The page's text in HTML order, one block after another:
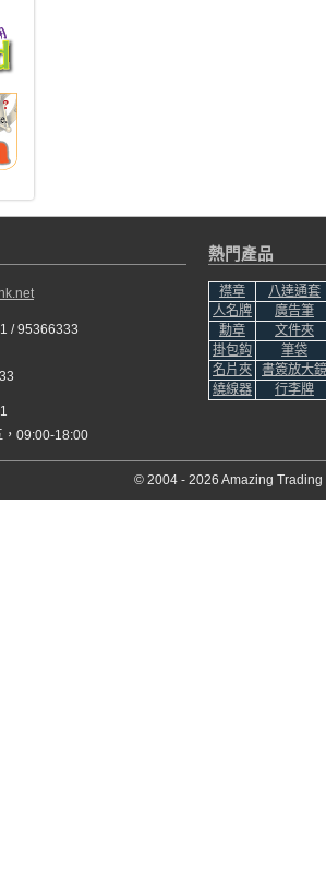
/ 95366333
，09:00-18:00
熱門產品
襟章
八達通套
人名牌
廣告筆
勳章
文件夾
掛包鈎
筆袋
名片夾
書簽放大鏡
繞線器
行李牌
© 2004 - 2026 Amazing